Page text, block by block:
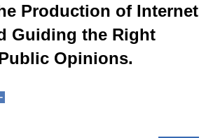
Production of Internet
Guiding the Right
Opinions.